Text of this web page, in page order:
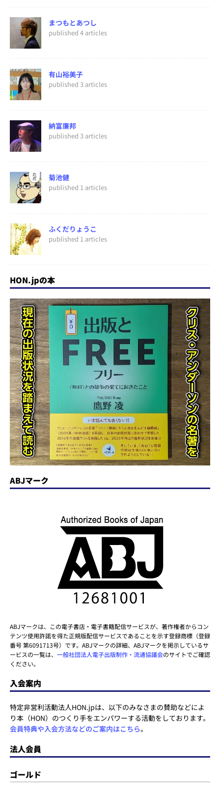
まつもとあつし
published 4 articles
有山裕美子
published 3 articles
納富廉邦
published 3 articles
菊池健
published 1 articles
ふくだりょうこ
published 1 articles
HON.jpの本
ABJマーク
ABJマークは、この電子書店・電子書籍配信サービスが、著作権者からコン
テンツ使用許諾を得た正規版配信サービスであることを示す登録商標（登録
番号 第6091713号）です。ABJマークの詳細、ABJマークを掲示しているサ
ービスの一覧は、 一般社団法人電子出版制作・流通協議会のサイトでご確認
ください。
入会案内
特定非営利活動法人HON.jpは、以下のみなさまの賛助などによ
り本（HON）のつくり手をエンパワーする活動をしております。
会員特典や入会方法などのご案内はこちら。
法人会員
ゴールド